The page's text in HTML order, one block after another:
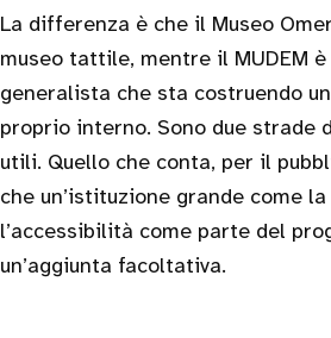
La differenza è che il Museo
museo tattile, mentre il MUDEM è
generalista che sta costruendo
proprio interno. Sono due strade
utili. Quello che conta, per il
che un’istituzione grande come
l’accessibilità come parte del
un’aggiunta facoltativa.